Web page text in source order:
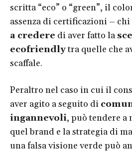
scritta “eco” o “green”, il
assenza di certificazioni – chi
a credere di aver fatto la
ecofriendlytra quelle che
scaffale.
Peraltro nel caso in cui il
aver agito a seguito di
ingannevoli, può tendere
quel brand e la strategia di
una falsa visione verde può